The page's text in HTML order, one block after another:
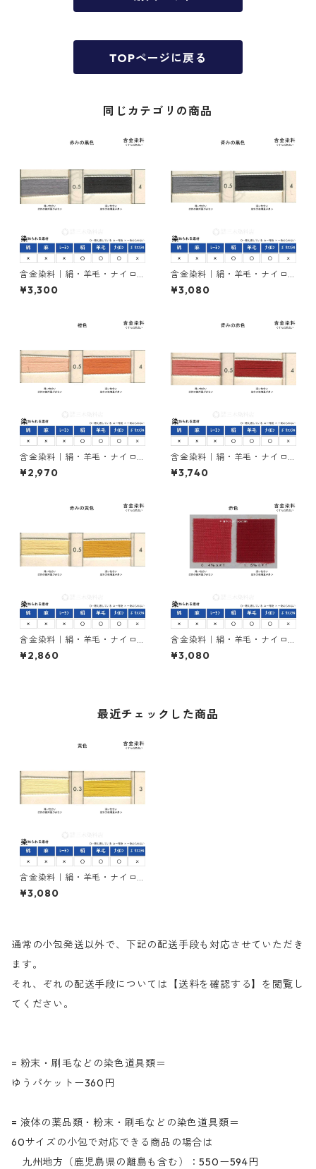
TOPページに戻る
同じカテゴリの商品
含金染料｜絹・羊毛・ナイロ
ンを染める｜100g｜イレミア
ブラックRL（赤みの黒色）
¥3,300
含金染料｜絹・羊毛・ナイロ
ンを染める｜100g｜イレミア
ブラックBG（青みの黒色）
¥3,080
含金染料｜絹・羊毛・ナイロ
ンを染める｜100g｜ラニール
オレンヂＲ（橙色）
¥2,970
含金染料｜絹・羊毛・ナイロ
ンを染める｜100g｜カヤカラ
ンレットGLW（赤色）
¥3,740
含金染料｜絹・羊毛・ナイロ
ンを染める｜100g｜ラニール
エローRRN（赤みの黄色）
¥2,860
含金染料｜絹・羊毛・ナイロ
ンを染める｜100g｜アシッド
メタルレットG（赤色）
¥3,080
最近チェックした商品
含金染料｜絹・羊毛・ナイロ
ンを染める｜100g｜ラニール
エローGX（黄色）
¥3,080
通常の小包発送以外で、下記の配送手段も対応させていただき
ます。
それ、ぞれの配送手段については【送料を確認する】を閲覧し
てください。
= 粉末・刷毛などの染色道具類＝
ゆうパケットー360円
= 液体の薬品類・粉末・刷毛などの染色道具類＝
60サイズの小包で対応できる商品の場合は
九州地方（鹿児島県の離島も含む）：550ー594円